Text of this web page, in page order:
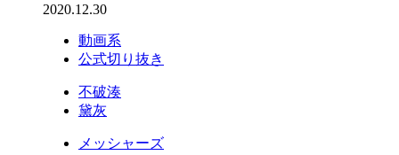
2020.12.30
動画系
公式切り抜き
不破湊
黛灰
メッシャーズ